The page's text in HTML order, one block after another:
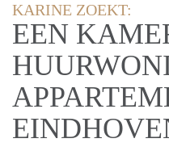
KARINE ZOEKT:
EEN